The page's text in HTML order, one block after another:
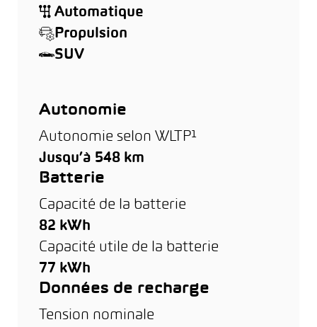
Automatique
Propulsion
SUV
Autonomie
Autonomie selon WLTP¹
Jusqu’à 548 km
Batterie
Capacité de la batterie
82 kWh
Capacité utile de la batterie
77 kWh
Données de recharge
Tension nominale